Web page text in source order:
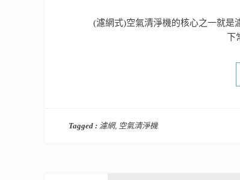
(濾網式)空氣清淨機的核心之一就是
下
Tagged : 濾網, 空氣清淨機